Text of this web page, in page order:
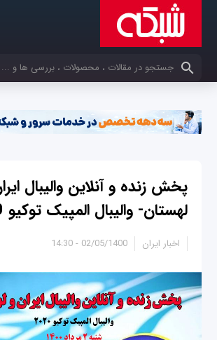
کلمات کلیدی خود را وارد کنید
پخش زنده و آنلاین والیبال
لهستان- والیبال المپیک توکیو 2020
02/05/1400 - 14:30 اخبار ایران